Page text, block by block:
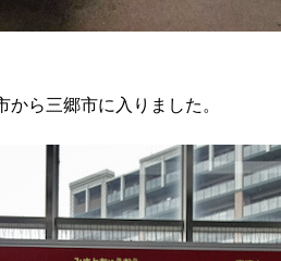
ら三郷市に入りました。